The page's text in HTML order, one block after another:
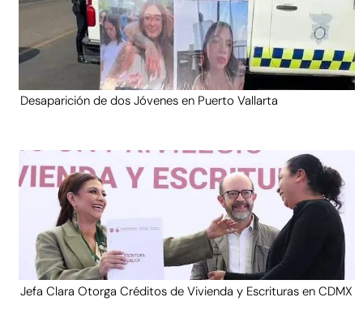
Desaparición de dos Jóvenes en Puerto Vallarta
Jefa Clara Otorga Créditos de Vivienda y Escrituras en CDMX